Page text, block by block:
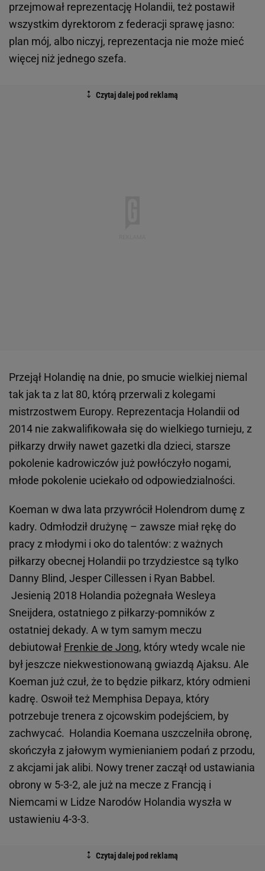
przejmował reprezentację Holandii, też postawił
wszystkim dyrektorom z federacji sprawę jasno:
plan mój, albo niczyj, reprezentacja nie może mieć
więcej niż jednego szefa.
Przejął Holandię na dnie, po smucie wielkiej niemal
tak jak ta z lat 80, którą przerwali z kolegami
mistrzostwem Europy. Reprezentacja Holandii od
2014 nie zakwalifikowała się do wielkiego turnieju, z
piłkarzy drwiły nawet gazetki dla dzieci, starsze
pokolenie kadrowiczów już powłóczyło nogami,
młode pokolenie uciekało od odpowiedzialności.
Koeman w dwa lata przywrócił Holendrom dumę z
kadry. Odmłodził drużynę – zawsze miał rękę do
pracy z młodymi i oko do talentów: z ważnych
piłkarzy obecnej Holandii po trzydziestce są tylko
Danny Blind, Jesper Cillessen i Ryan Babbel.
Jesienią 2018 Holandia pożegnała Wesleya
Sneijdera, ostatniego z piłkarzy-pomników z
ostatniej dekady. A w tym samym meczu
debiutował Frenkie de Jong, który wtedy wcale nie
był jeszcze niekwestionowaną gwiazdą Ajaksu. Ale
Koeman już czuł, że to będzie piłkarz, który odmieni
kadrę. Oswoił też Memphisa Depaya, który
potrzebuje trenera z ojcowskim podejściem, by
zachwycać. Holandia Koemana uszczelniła obronę,
skończyła z jałowym wymienianiem podań z przodu,
z akcjami jak alibi. Nowy trener zaczął od ustawiania
obrony w 5-3-2, ale już na mecze z Francją i
Niemcami w Lidze Narodów Holandia wyszła w
ustawieniu 4-3-3.